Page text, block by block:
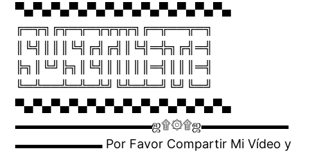
▀▄▀▄▀▄▀▄▀▄▀▄▀▄▀▄▀▄▀▄▀▄▀▄
╔═╦╗╔╦═╦═╦╦╦╦╗╔═╦══╦═╗
║╚╣║║║╚╣╔╣╔╣║╚╣═╬╗╔╣═╣
╠╗║╚╝╠╗║╚╣║║║║║═╣║║║═╣
╚═╩══╩═╩═╩╝╚╩═╩═╝╚╝╚═╝
▀▄▀▄▀▄▀▄▀▄▀▄▀▄▀▄▀▄▀▄▀▄▀▄
▬▬▬▬▬▬▬▬▬▬▬ஜ۩۞۩ஜ▬▬▬▬▬▬▬
▬▬▬▬▬▬▬ Por Favor Compartir Mi Vídeo y